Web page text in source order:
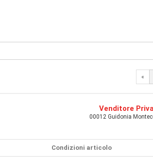
«
Venditore
00012 Guidonia
Condizioni articolo